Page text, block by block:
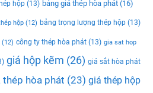
hộp (13) bảng giá thép hòa phát (16)
hộp (12) bảng trọng lượng thép hộp (13)
(12) công ty thép hòa phát (13) gia sat hop
giá hộp kẽm (26) giá sắt hòa phát
thép hòa phát (23) giá thép hộp